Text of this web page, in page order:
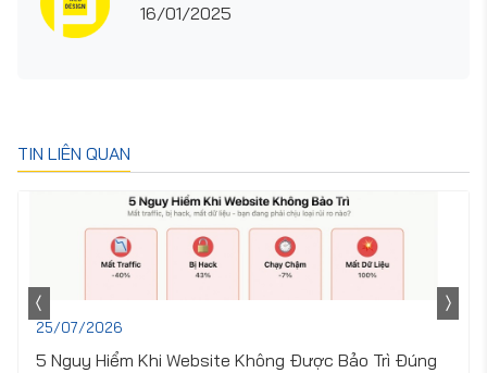
16/01/2025
TIN LIÊN QUAN
25/07/2026
5 Nguy Hiểm Khi Website Không Được Bảo Trì Đúng